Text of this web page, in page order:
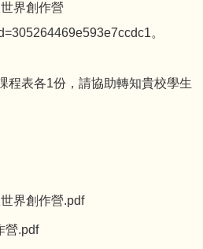
界創作營
。
程表各1份，請協助轉知貴校學生
界創作營.pdf
營.pdf